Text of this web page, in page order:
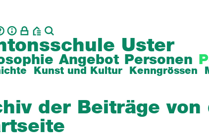
Uster
Angebot Personen
Kunst und Kultur Kenngrössen
der Beiträge von